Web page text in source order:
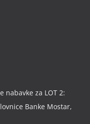
nabavke za LOT 2:
Banke Mostar,